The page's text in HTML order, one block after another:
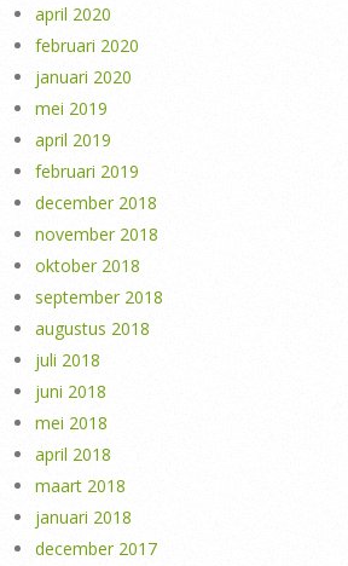
april 2020
februari 2020
januari 2020
mei 2019
april 2019
februari 2019
december 2018
november 2018
oktober 2018
september 2018
augustus 2018
juli 2018
juni 2018
mei 2018
april 2018
maart 2018
januari 2018
december 2017